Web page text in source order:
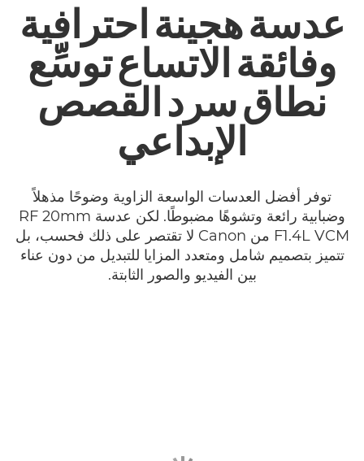
عدسة هجينة احترافية
وفائقة الاتساع توسِّع
نطاق سرد القصص
الإبداعي
توفر أفضل العدسات الواسعة الزاوية وضوحًا مذهلاً
وضبابية رائعة وتشوهًا مضبوطًا. لكن عدسة RF 20mm
F1.4L VCM من Canon لا تقتصر على ذلك فحسب، بل
تتميز بتصميم شامل ومتعدد المزايا للتبديل من دون عناء
بين الفيديو والصور الثابتة.